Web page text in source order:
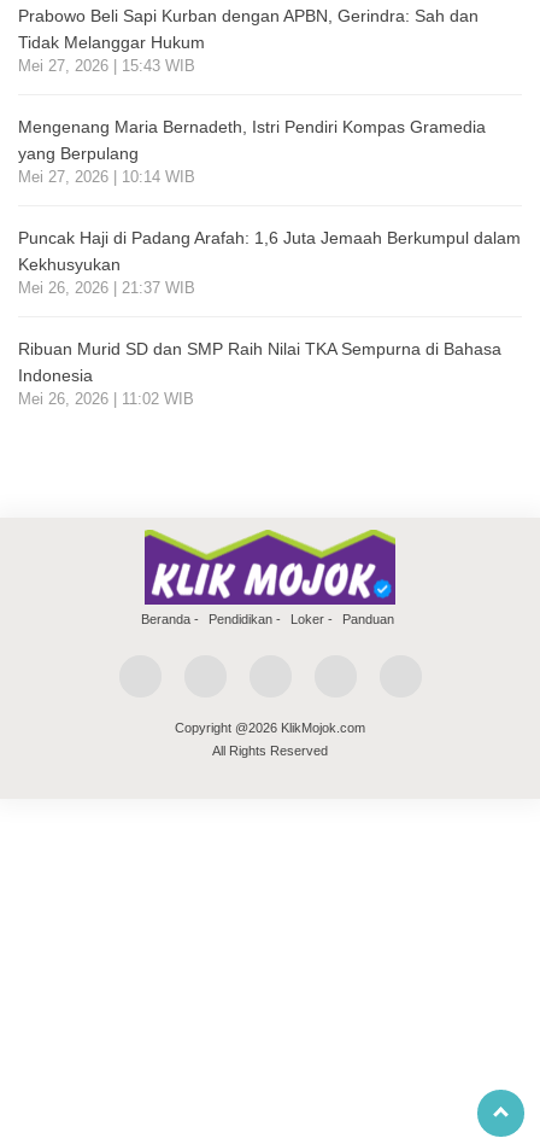
Prabowo Beli Sapi Kurban dengan APBN, Gerindra: Sah dan
Tidak Melanggar Hukum
Mei 27, 2026 | 15:43 WIB
Mengenang Maria Bernadeth, Istri Pendiri Kompas Gramedia
yang Berpulang
Mei 27, 2026 | 10:14 WIB
Puncak Haji di Padang Arafah: 1,6 Juta Jemaah Berkumpul dalam
Kekhusyukan
Mei 26, 2026 | 21:37 WIB
Ribuan Murid SD dan SMP Raih Nilai TKA Sempurna di Bahasa
Indonesia
Mei 26, 2026 | 11:02 WIB
Beranda Pendidikan Loker Panduan
Copyright @2026 KlikMojok.com
All Rights Reserved